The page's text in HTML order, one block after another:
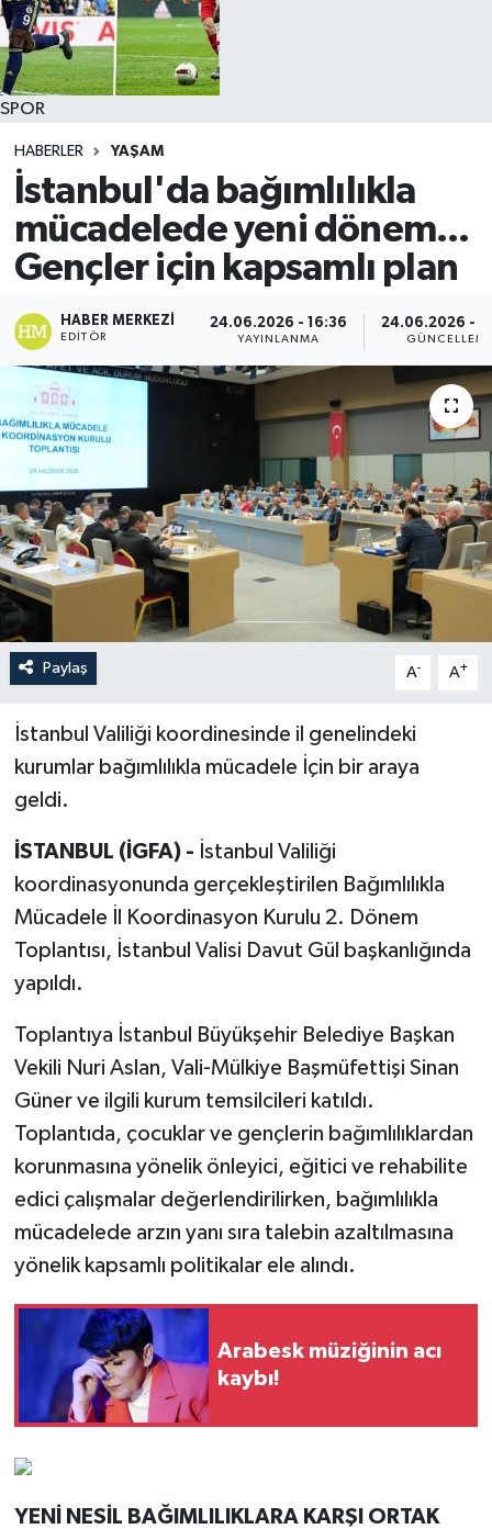
SPOR
HABERLER YAŞAM
İstanbul'da bağımlılıkla
mücadelede yeni dönem...
Gençler için kapsamlı plan
HABER MERKEZI
EDITÖR
24.06.2026 - 16:36
YAYINLANMA
24.06.2026 -
Paylaş A- A+
İstanbul Valiliği koordinesinde il genelindeki
kurumlar bağımlılıkla mücadele İçin bir araya
geldi.
İSTANBUL (İGFA) - İstanbul Valiliği
koordinasyonunda gerçekleştirilen Bağımlılıkla
Mücadele İl Koordinasyon Kurulu 2. Dönem
Toplantısı, İstanbul Valisi Davut Gül başkanlığında
yapıldı.
Toplantıya İstanbul Büyükşehir Belediye Başkan
Vekili Nuri Aslan, Vali-Mülkiye Başmüfettişi Sinan
Güner ve ilgili kurum temsilcileri katıldı.
Toplantıda, çocuklar ve gençlerin bağımlılıklardan
korunmasına yönelik önleyici, eğitici ve rehabilite
edici çalışmalar değerlendirilirken, bağımlılıkla
mücadelede arzın yanı sıra talebin azaltılmasına
yönelik kapsamlı politikalar ele alındı.
Arabesk müziğinin acı
kaybı!
YENİ NESİL BAĞIMLILIKLARA KARŞI ORTAK